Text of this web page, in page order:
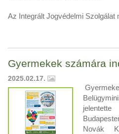
Az Integrált Jogvédelmi
Gyermekek számára
2025.02.17.
Novák